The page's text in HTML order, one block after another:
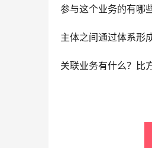
参与这个业务的有哪
主体之间通过体系形
关联业务有什么？比